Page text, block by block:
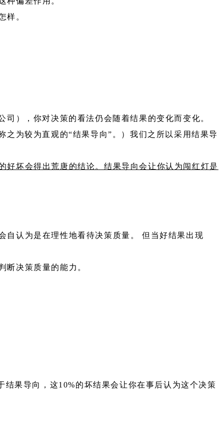
样。
），你对决策的看法仍会随着结果的变化而变化。
为较为直观的“结果导向”。）我们之所以采用结果导
坏会得出荒唐的结论。结果导向会让你认为闯红灯是
自认为是在理性地看待决策质量。 但当好结果出现
断决策质量的能力。
果导向，这10%的坏结果会让你在事后认为这个决策